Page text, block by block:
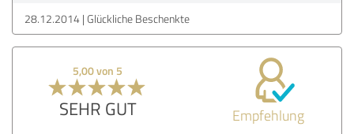
28.12.2014 Glückliche Beschenkte
5,00 von 5
SEHR GUT Empfehlung